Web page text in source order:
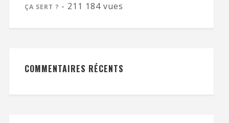
ÇA SERT ? - 211 184 vues
COMMENTAIRES RÉCENTS